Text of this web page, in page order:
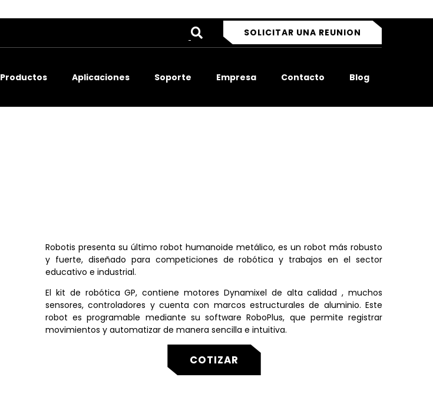
SOLICITAR UNA REUNION
Productos Aplicaciones Soporte Empresa Contacto Blog
Robotis presenta su último robot humanoide metálico, es un robot más robusto
y fuerte, diseñado para competiciones de robótica y trabajos en el sector
educativo e industrial.
El kit de robótica GP, contiene motores Dynamixel de alta calidad , muchos
sensores, controladores y cuenta con marcos estructurales de aluminio. Este
robot es programable mediante su software RoboPlus, que permite registrar
movimientos y automatizar de manera sencilla e intuitiva.
COTIZAR